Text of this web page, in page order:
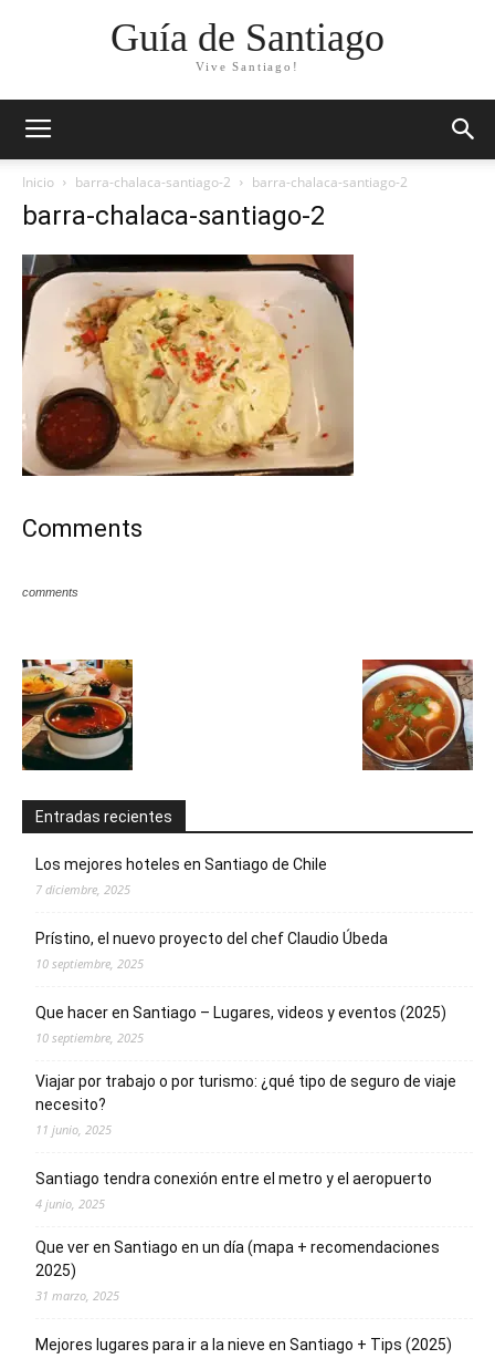
Guía de Santiago
Vive Santiago!
Inicio barra-chalaca-santiago-2 barra-chalaca-santiago-2
barra-chalaca-santiago-2
Comments
comments
Entradas recientes
Los mejores hoteles en Santiago de Chile
7 diciembre, 2025
Prístino, el nuevo proyecto del chef Claudio Úbeda
10 septiembre, 2025
Que hacer en Santiago – Lugares, videos y eventos (2025)
10 septiembre, 2025
Viajar por trabajo o por turismo: ¿qué tipo de seguro de viaje
necesito?
11 junio, 2025
Santiago tendra conexión entre el metro y el aeropuerto
4 junio, 2025
Que ver en Santiago en un día (mapa + recomendaciones
2025)
31 marzo, 2025
Mejores lugares para ir a la nieve en Santiago + Tips (2025)